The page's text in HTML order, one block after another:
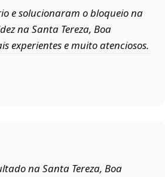
e solucionaram o bloqueio na
na Santa Tereza, Boa
experientes e muito atenciosos.
na Santa Tereza, Boa